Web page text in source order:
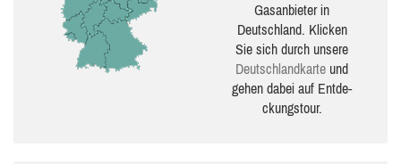
Gasanbieter in
Deutschland. Klicken
Sie sich durch unsere
Deutsch­land­karte und
gehen dabei auf Ent­de­
ckungs­tour.